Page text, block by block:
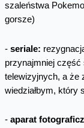
szaleństwa
gorsze)
- seriale:
przynajmniej część
telewizyjnych, a że
wiedziałbym, który
- aparat